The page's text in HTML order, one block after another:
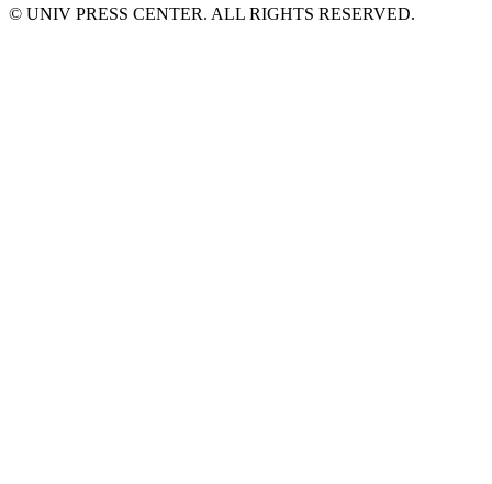
© UNIV PRESS CENTER. ALL RIGHTS RESERVED.